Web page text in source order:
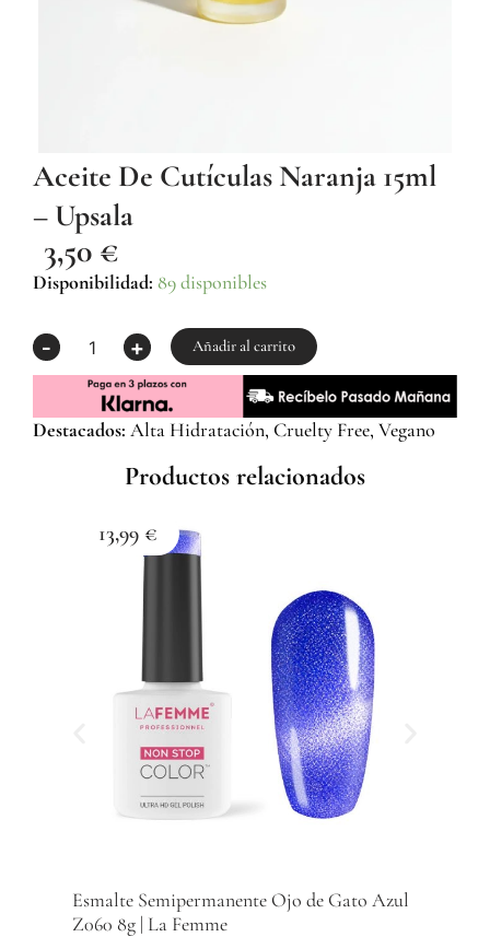
Aceite De Cutículas Naranja 15ml
– Upsala
3,50 €
Disponibilidad: 89 disponibles
-
Aceite
Naranja
15ml
cantidad
+ Añadir al carrito
Destacados: Alta Hidratación, Cruelty Free, Vegano
Productos relacionados
13,99 €
Esmalte Semipermanente Ojo de Gato Azul
Z060 8g | La Femme